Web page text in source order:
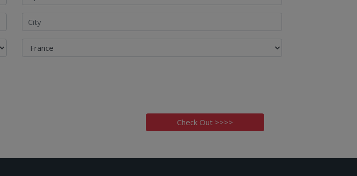
Check Out >>>>